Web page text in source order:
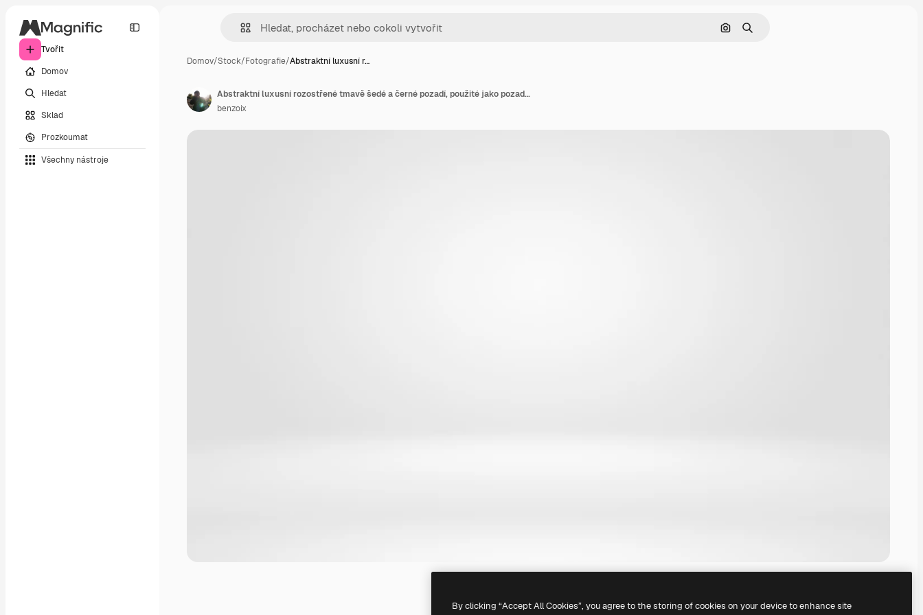
Tvořit
Domov
Hledat
Sklad
Prozkoumat
Všechny nástroje
Hledat podle obrázku
Hledat
Domov/Stock/Fotografie/Abstraktní luxusní r…
Abstraktní luxusní rozostřené tmavě šedé a černé pozadí, použité jako pozadí stěny studia pro vystavení vašich produktů. Jednoduché pozadí studia.
benzoix
By clicking “Accept All Cookies”, you agree to the storing of cookies on your device to enhance site